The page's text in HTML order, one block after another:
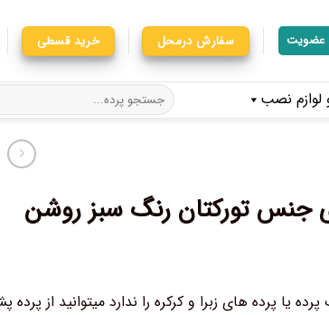
عضویت سفارش درمحل خرید قسطی
نصب
جنس تورکتان رنگ سبز روشن
یا پرده های زبرا و کرکره را ندارد میتوانید از پرده